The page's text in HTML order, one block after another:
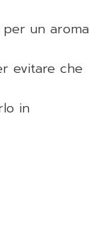
un aroma
evitare che
in